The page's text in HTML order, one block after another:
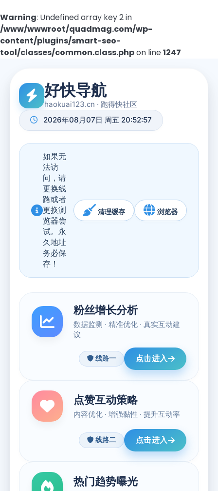
Warning: Undefined array key 2 in
/www/wwwroot/quadmag.com/wp-
content/plugins/smart-seo-
tool/classes/common.class.phpon line1247